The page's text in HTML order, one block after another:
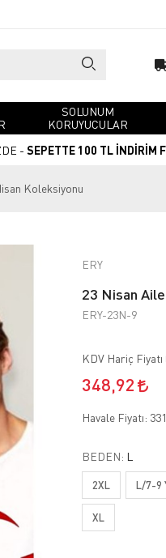
SOLUNUM
KORUYUCULAR
- SEPETTE 100 TL İNDİRİM
Koleksiyonu
ERY
23 Nisan
ERY-23N-9
KDV Hariç Fiyatı
348,92
Havale Fiyatı:
BEDEN: L
2XL L/7-9
XL